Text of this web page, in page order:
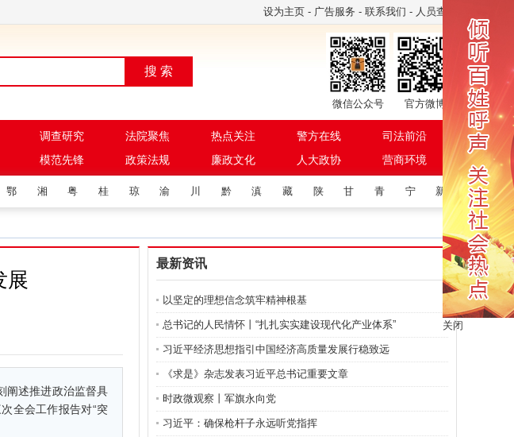
设为主页 - 广告服务 - 联系我们 - 人员查询
官方微博
微信公众号
搜 索
调查研究 法院聚焦 热点关注 警方在线
司法前沿
模范先锋 政策法规 廉政文化 人大政协 营商环境
鄂 湘 粤 桂 琼 渝 川 黔 滇 藏 陕 甘 青 宁 新
展
阐述推进政治监督具
全会工作报告对“突
最新资讯
以坚定的理想信念筑牢精神根基
总书记的人民情怀丨“扎扎实实建设现代化产业体系”
习近平经济思想指引中国经济高质量发展行稳致远
《求是》杂志发表习近平总书记重要文章
时政微观察丨军旗永向党
习近平：确保枪杆子永远听党指挥
关闭